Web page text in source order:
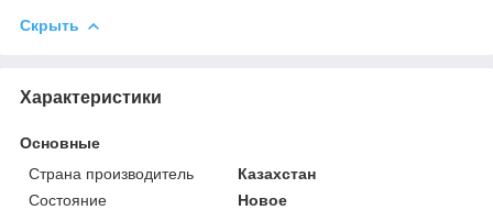
Скрыть
Характеристики
Основные
Страна производитель
Казахстан
Состояние
Новое